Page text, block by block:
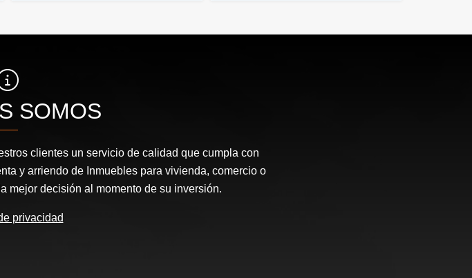
$35.694.468 $750.000
SOMOS
clientes un servicio de calidad que cumpla con
y arriendo de Inmuebles para vivienda, comercio o
mejor decisión al momento de su inversión.
privacidad